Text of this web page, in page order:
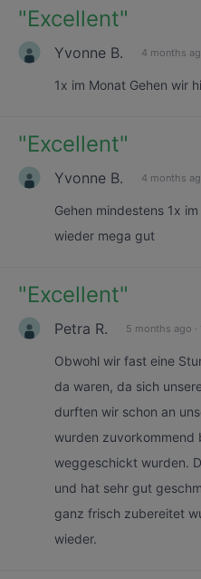
"Excellent"
Yvonne B. 4 months
1x im Monat Gehen wir
"Excellent"
Yvonne B. 4 months
Gehen mindestens 1x
wieder mega gut
"Excellent"
Petra R. 5 months ago ·
Obwohl wir fast eine
da waren, da sich
durften wir schon an
wurden zuvorkommend
weggeschickt wurden.
und hat sehr gut
ganz frisch zubereitet
wieder.